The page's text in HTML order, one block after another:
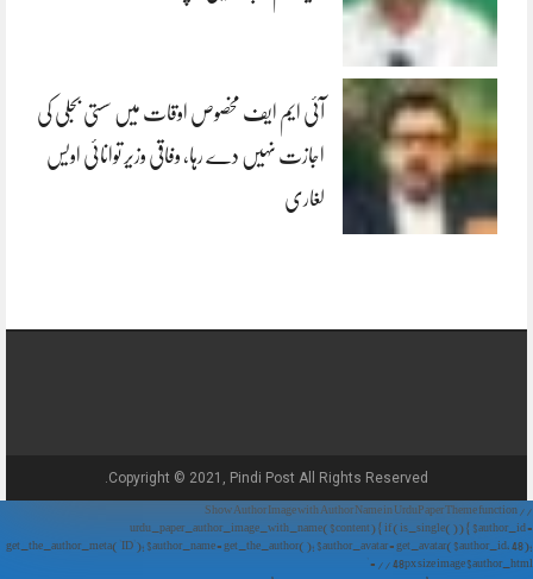
آئی ایم ایف مخصوص اوقات میں سستی بجلی کی
اجازت نہیں دے رہا، وفاقی وزیر توانائی اویس
لغاری
Copyright © 2021, Pindi Post All Rights Reserved.
// Show Author Image with Author Name in UrduPaper Theme function
urdu_paper_author_image_with_name($content) { if (is_single()) { $author_id =
get_the_author_meta('ID'); $author_name = get_the_author(); $author_avatar = get_avatar($author_id, 48);
// 48px size image $author_html = '